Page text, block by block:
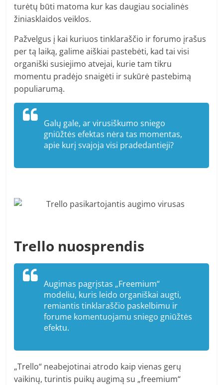
turėtų būti matoma kur kas daugiau socialinės
žiniasklaidos veiklos.
Pažvelgus į kai kuriuos tinklaraščio ir forumo įrašus
per tą laiką, galime aiškiai pastebėti, kad tai visi
organiški susiejimo atvejai, kurie tam tikru
momentu pradėjo snaigėti ir sukūrė pastebimą
populiarumą.
Galų gale, ar virusiškumo sniego
gniūžtės efektas nėra tas momentas,
apie kurį svajoja visi pradedantieji?
Trello nuosprendis
Augimas pagrįstas „Freemium“
modeliu, kuris leido organiškai augti,
remiantis tinklaraščio paskelbimu ir
forume komentuojamu sniego gniūžtės
efektu.
„Trello“ neabejotinai atrodo kaip vienas gerų
vaikinų, turintis puikų augimą su „freemium“